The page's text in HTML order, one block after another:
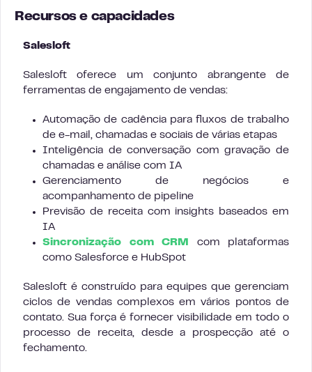
Recursos e capacidades
Salesloft
Salesloft oferece um conjunto abrangente de
ferramentas de engajamento de vendas:
Automação de cadência para fluxos de trabalho
de e-mail, chamadas e sociais de várias etapas
Inteligência de conversação com gravação de
chamadas e análise com IA
Gerenciamento de negócios e
acompanhamento de pipeline
Previsão de receita com insights baseados em
IA
Sincronização com CRM
com plataformas
como Salesforce e HubSpot
Salesloft é construído para equipes que gerenciam
ciclos de vendas complexos em vários pontos de
contato. Sua força é fornecer visibilidade em todo o
processo de receita, desde a prospecção até o
fechamento.